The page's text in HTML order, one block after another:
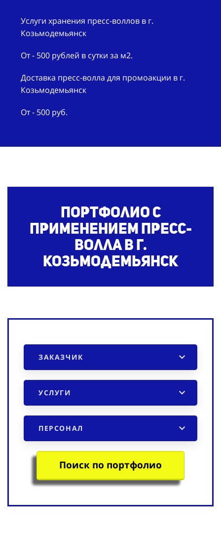
Услуги хранения пресс-воллов в г.
Козьмодемьянск
От - 500 рублей в сутки за м2.
Доставка пресс-волла для промоакции в г.
Козьмодемьянск
От - 500 руб.
Портфолио с
применением пресс-
воллав г.
Козьмодемьянск
ЗАКАЗЧИК
УСЛУГИ
ПЕРСОНАЛ
Поиск по портфолио